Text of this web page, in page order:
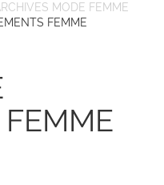
MODE FEMME
FEMME